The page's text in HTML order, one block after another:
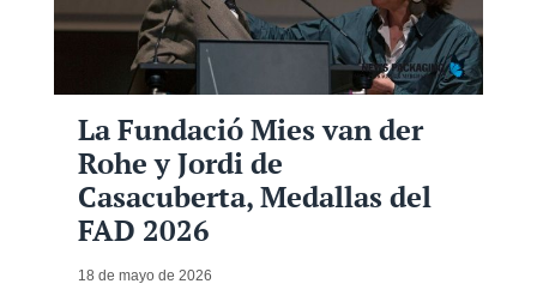
La Fundació Mies van der
Rohe y Jordi de
Casacuberta, Medallas del
FAD 2026
18 de mayo de 2026